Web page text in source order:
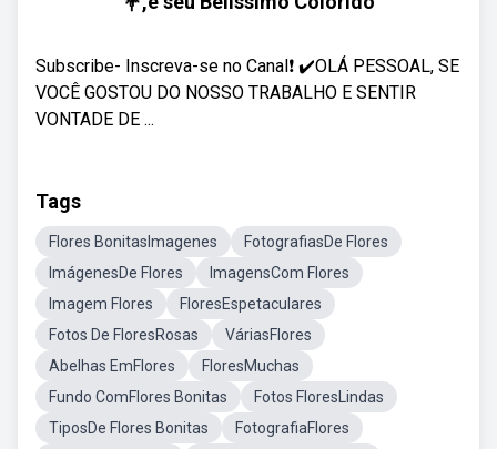
Subscribe- Inscreva-se no Canal❗ ✔️OLÁ PESSOAL, SE
VOCÊ GOSTOU DO NOSSO TRABALHO E SENTIR
VONTADE DE ...
Tags
Flores BonitasImagenes
FotografiasDe Flores
ImágenesDe Flores
ImagensCom Flores
Imagem Flores
FloresEspetaculares
Fotos De FloresRosas
VáriasFlores
Abelhas EmFlores
FloresMuchas
Fundo ComFlores Bonitas
Fotos FloresLindas
TiposDe Flores Bonitas
FotografiaFlores